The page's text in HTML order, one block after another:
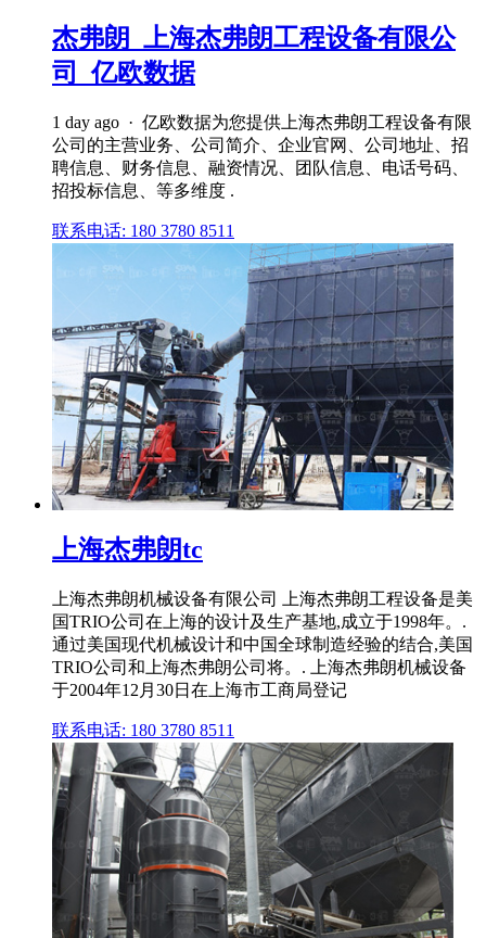
杰弗朗_上海杰弗朗工程设备有限公
司_亿欧数据
1 day ago · 亿欧数据为您提供上海杰弗朗工程设备有限
公司的主营业务、公司简介、企业官网、公司地址、招
聘信息、财务信息、融资情况、团队信息、电话号码、
招投标信息、等多维度 .
联系电话: 180 3780 8511
上海杰弗朗tc
上海杰弗朗机械设备有限公司 上海杰弗朗工程设备是美
国TRIO公司在上海的设计及生产基地,成立于1998年。.
通过美国现代机械设计和中国全球制造经验的结合,美国
TRIO公司和上海杰弗朗公司将。. 上海杰弗朗机械设备
于2004年12月30日在上海市工商局登记
联系电话: 180 3780 8511